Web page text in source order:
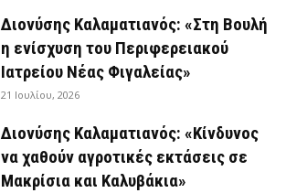
Διονύσης Καλαματιανός: «Στη Βουλή
η ενίσχυση του Περιφερειακού
Ιατρείου Νέας Φιγαλείας»
21 Ιουλίου, 2026
Διονύσης Καλαματιανός: «Κίνδυνος
να χαθούν αγροτικές εκτάσεις σε
Μακρίσια και Καλυβάκια»